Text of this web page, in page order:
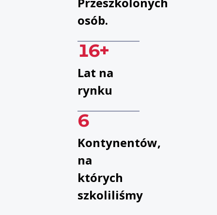
osób.
16+
Lat na
rynku
6
Kontynentów,
na
których
szkoliliśmy